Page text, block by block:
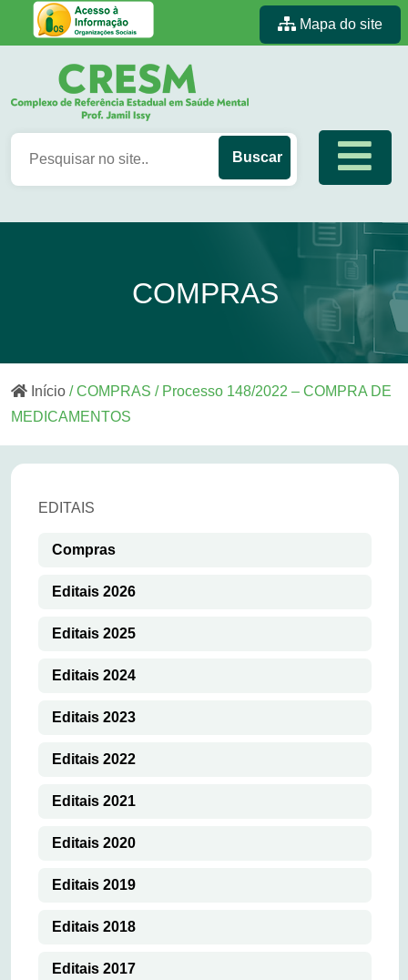
Mapa do site
COMPRAS
Início / COMPRAS / Processo 148/2022 – COMPRA DE
MEDICAMENTOS
EDITAIS
Compras
Editais 2026
Editais 2025
Editais 2024
Editais 2023
Editais 2022
Editais 2021
Editais 2020
Editais 2019
Editais 2018
Editais 2017